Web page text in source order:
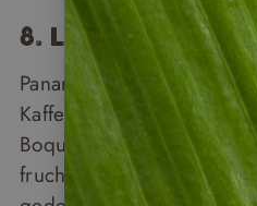
8. Land des
Panama ist unter
Kaffee bekannt,
Boquete im Hochland
fruchtbaren